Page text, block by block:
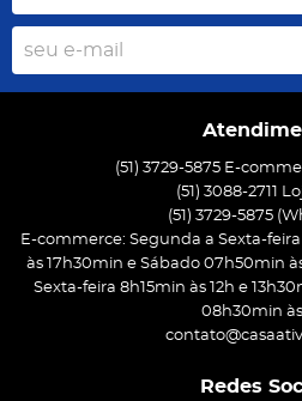
(51) 3729-5875 E-
(51) 3088-2711
(51) 3729-5875
E-commerce: Segunda a Sexta-
às 17h30min e Sábado 07h50min
Sexta-feira 8h15min às 12h e
08h30min às
Redes